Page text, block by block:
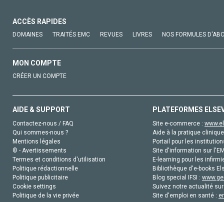
ACCÈS RAPIDES
DOMAINES TRAITÉS EMC REVUES LIVRES NOS FORMULES
MON COMPTE
CRÉER UN COMPTE
AIDE & SUPPORT
Contactez-nous / FAQ
Qui sommes-nous ?
Mentions légales
© - Avertissements
Termes et conditions d'utilisation
Politique rédactionnelle
Politique publicitaire
Cookie settings
Politique de la vie privée
PLATEFORMES
Site e-commerce :
Aide à la pratique
Portail pour les
Site d'information sur
E-learning pour les
Bibliothèque d'e-books
Blog special IFSI :
Suivez notre actualité
Site d'emploi en santé :